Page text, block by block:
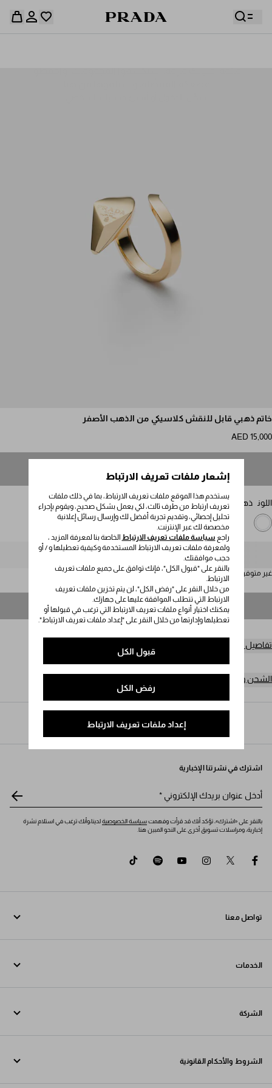
إشعار ملفات تعريف الارتباط
يستخدم هذا الموقع ملفات تعريف الارتباط، بما في ذلك ملفات
تعريف ارتباط من طرف ثالث، لكي يعمل بشكل صحيح، ويقوم بإجراء
تحليل إحصائي، وتقديم تجربة أفضل لك وإرسال رسائل إعلانية
مخصصة لك عبر الإنترنت.
راجع سياسة ملفات تعريف الارتباط الخاصة بنا لمعرفة المزيد ،
ولمعرفة ملفات تعريف الارتباط المستخدمة وكيفية تعطيلها و / أو
حجب موافقتك.
بالنقر على "قبول الكل"، فإنك توافق على جميع ملفات تعريف
الارتباط.
من خلال النقر على "رفض الكل"، لن يتم تخزين ملفات تعريف
الارتباط التي تتطلب الموافقة عليها على جهازك.
يمكنك اختيار أنواع ملفات تعريف الارتباط التي ترغب في قبولها أو
تعطيلها وإدارتها من خلال النقر على "إعداد ملفات تعريف الارتباط".
قبول الكل
رفض الكل
إعداد ملفات تعريف الارتباط
مرر للمزيد من الصور
خاتم ذهبي قابل للنقش كلاسيكي من الذهب الأصفر
AED 15,000
اللون ذهبي
يُرجى تحديد المقاس
غير متوفر
غير متوفر
تفاصيل المنتج
الشحن وعمليات الإرجاع مجاناً
/ مجوهرات فاخرة / الفئات
اشترك في نشرتنا الإخبارية
أدخل عنوان بريدك الإلكتروني *
بالنقر على «اشترك»، تؤكد أنك قد قرأت وفهمتسياسة الخصوصيةلدينا،وأنك ترغب في استلام نشرة
إخبارية، ومراسلات تسويق أخرى على النحو المبين هنا.
facebook
twitter
instagram
youtube
spotify
تواصل معنا
الخدمات
تتبع طلبك
الشركة
Prada Group
الشروط والأحكام القانونية